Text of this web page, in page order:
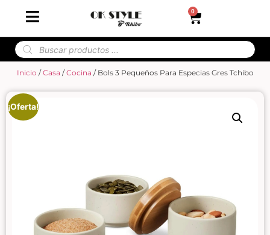
0
Inicio /Casa /Cocina / Bols 3 Pequeños Para Especias Gres Tchibo
¡Oferta!